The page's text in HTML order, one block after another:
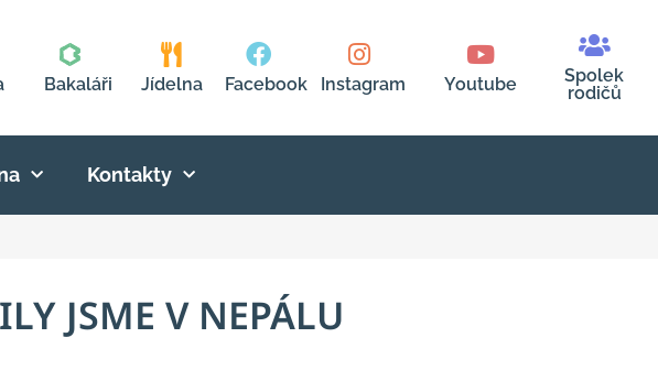
Bakaláři Jídelna Facebook Instagram Youtube
Spolek
rodičů
Kontakty
JSME V NEPÁLU